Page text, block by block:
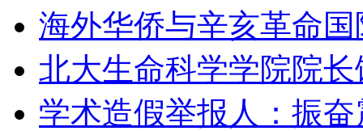
女孩北京地铁殴打老人 痛下狠手拳打脚踢
无痛分娩是否安全 医生回应
海外华侨与辛亥革命
北大生命科学学院院
学术造假举报人：振